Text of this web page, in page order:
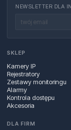
NEWSLETTER DLA
SKLEP
Kamery IP
Rejestratory
Zestawy monitoringu
Alarmy
Kontrola dostępu
Akcesoria
DLA FIRM